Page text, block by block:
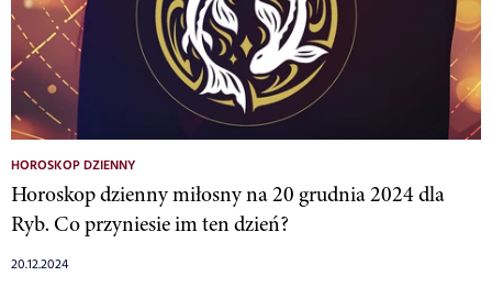
HOROSKOP DZIENNY
Horoskop dzienny miłosny na 20 grudnia 2024 dla
Ryb. Co przyniesie im ten dzień?
20.12.2024